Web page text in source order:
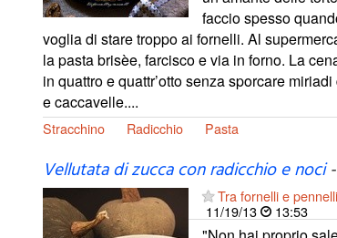
faccio spesso
voglia di stare troppo ai fornelli. Al
la pasta brisèe, farcisco e via in forno. La
in quattro e quattr’otto senza sporcare
e caccavelle....
Stracchino Radicchio Pasta
Vellutata di zucca con radicchio e noci-
Tra fornelli e pennelli
11/19/13
13:53